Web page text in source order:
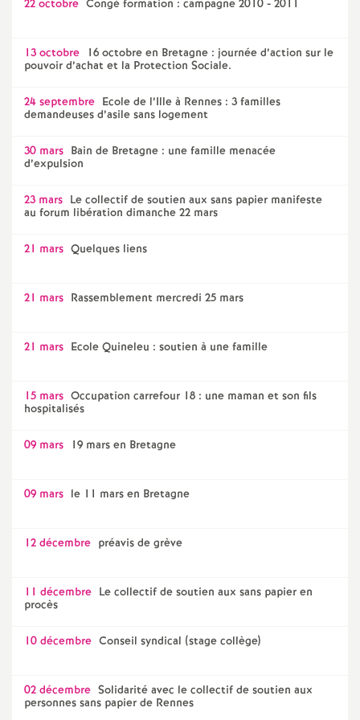
22 octobre Congé formation : campagne 2010 - 2011
13 octobre 16 octobre en Bretagne : journée d’action sur le
pouvoir d’achat et la Protection Sociale.
24 septembre Ecole de l’Ille à Rennes : 3 familles
demandeuses d’asile sans logement
30 mars Bain de Bretagne : une famille menacée
d’expulsion
23 mars Le collectif de soutien aux sans papier manifeste
au forum libération dimanche 22 mars
21 mars Quelques liens
21 mars Rassemblement mercredi 25 mars
21 mars Ecole Quineleu : soutien à une famille
15 mars Occupation carrefour 18 : une maman et son fils
hospitalisés
09 mars 19 mars en Bretagne
09 mars le 11 mars en Bretagne
12 décembre préavis de grève
11 décembre Le collectif de soutien aux sans papier en
procès
10 décembre Conseil syndical (stage collège)
02 décembre Solidarité avec le collectif de soutien aux
personnes sans papier de Rennes